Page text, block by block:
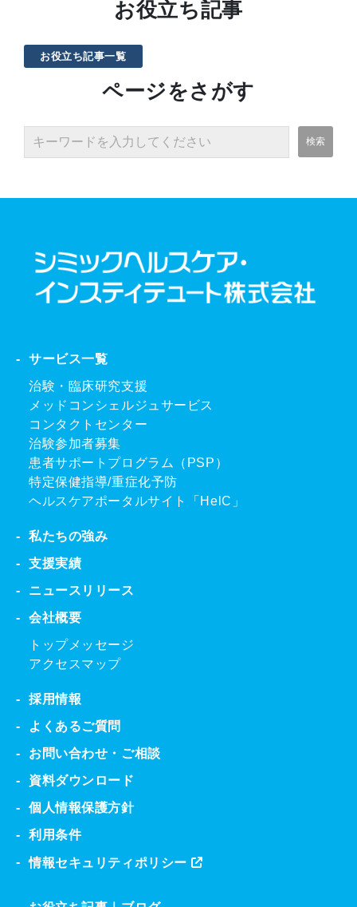
お役立ち記事
お役立ち記事一覧
ページをさがす
サービス一覧
治験・臨床研究支援
メッドコンシェルジュサービス
コンタクトセンター
治験参加者募集
患者サポートプログラム（PSP）
特定保健指導/重症化予防
ヘルスケアポータルサイト「HelC」
私たちの強み
支援実績
ニュースリリース
会社概要
トップメッセージ
アクセスマップ
採用情報
よくあるご質問
お問い合わせ・ご相談
資料ダウンロード
個人情報保護方針
利用条件
情報セキュリティポリシー